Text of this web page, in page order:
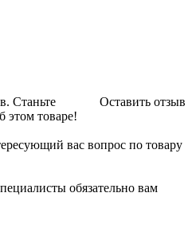
Оставить отзыв
Станьте
этом товаре!
вас вопрос по товару
обязательно вам